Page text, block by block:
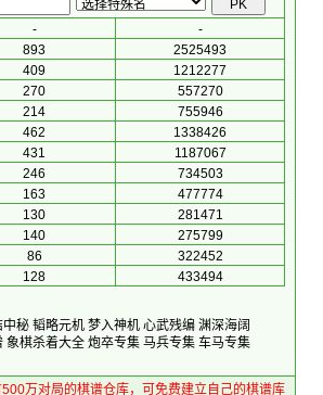
-
-
893
2525493
409
1212277
270
557270
214
755946
462
1338426
431
1187067
246
734503
163
477774
130
281471
140
275799
86
322452
128 433494
中秘 韬略元机 梦入神机 心武残编 渊深海阔
象棋杀着大全 炮卒专集 马兵专集 车马专集
万对局的棋谱仓库，可免费建立自己的棋谱库